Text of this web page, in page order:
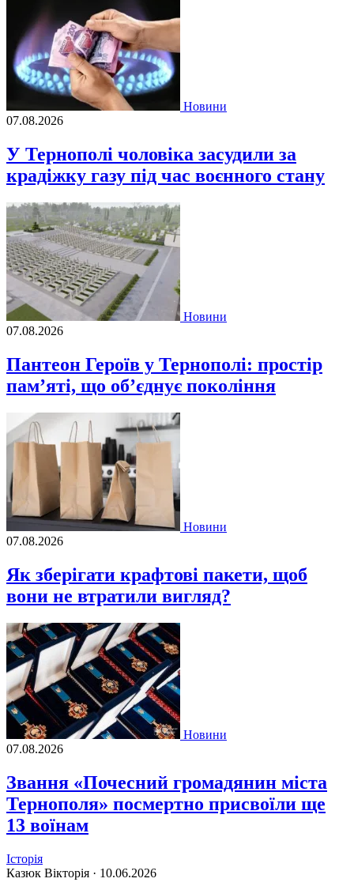
Новини
07.08.2026
У Тернополі чоловіка засудили за
крадіжку газу під час воєнного стану
Новини
07.08.2026
Пантеон Героїв у Тернополі: простір
пам’яті, що об’єднує покоління
Новини
07.08.2026
Як зберігати крафтові пакети, щоб
вони не втратили вигляд?
Новини
07.08.2026
Звання «Почесний громадянин міста
Тернополя» посмертно присвоїли ще
13 воїнам
Історія
Казюк Вікторія · 10.06.2026